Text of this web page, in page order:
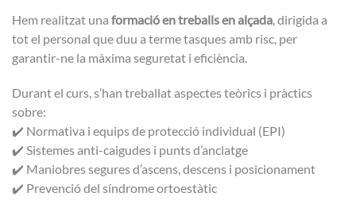
Hem realitzat una formació en treballs en alçada, dirigida a
tot el personal que duu a terme tasques amb risc, per
garantir-ne la màxima seguretat i eficiència.
Durant el curs, s’han treballat aspectes teòrics i pràctics
sobre:
✔️ Normativa i equips de protecció individual (EPI)
✔️ Sistemes anti-caigudes i punts d’anclatge
✔️ Maniobres segures d’ascens, descens i posicionament
✔️ Prevenció del síndrome ortoestàtic